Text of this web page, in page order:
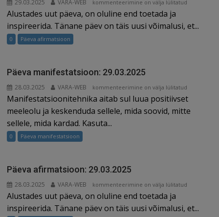
29.03.2025 VARA-WEB
Päeva
afirmatsioon:
30.03.2025
kommenteerimine on välja lülitatud
Alustades uut päeva, on oluline end toetada ja
inspireerida. Tänane päev on täis uusi võimalusi, et...
0 Päeva afirmatsioon
Päeva manifestatsioon: 29.03.2025
28.03.2025 VARA-WEB
Päeva
manifestatsioon:
29.03.2025
kommenteerimine on välja lülitatud
Manifestatsioonitehnika aitab sul luua positiivset
meeleolu ja keskenduda sellele, mida soovid, mitte
sellele, mida kardad. Kasuta...
0 Päeva manifestatsioon
Päeva afirmatsioon: 29.03.2025
28.03.2025 VARA-WEB
Päeva
afirmatsioon:
29.03.2025
kommenteerimine on välja lülitatud
Alustades uut päeva, on oluline end toetada ja
inspireerida. Tänane päev on täis uusi võimalusi, et...